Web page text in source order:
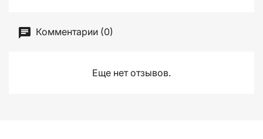
Комментарии (0)
Еще нет отзывов.